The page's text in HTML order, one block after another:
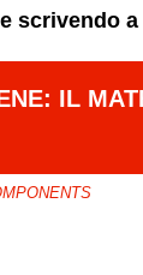
scrivendo
IL